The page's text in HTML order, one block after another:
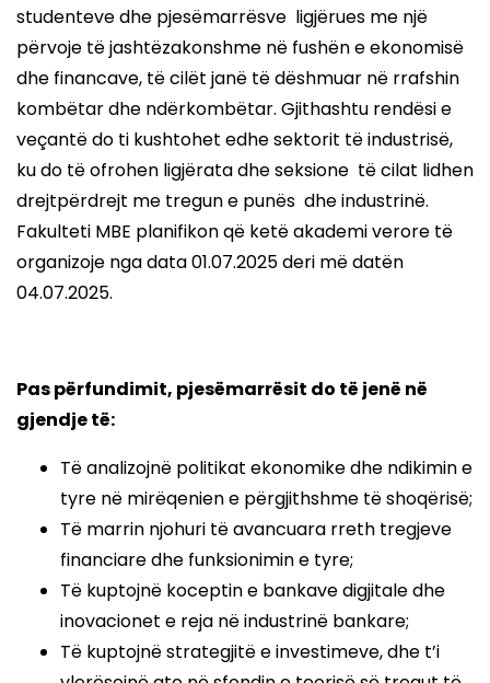
studenteve dhe pjesëmarrësve ligjërues me një
përvoje të jashtëzakonshme në fushën e ekonomisë
dhe financave, të cilët janë të dëshmuar në rrafshin
kombëtar dhe ndërkombëtar. Gjithashtu rendësi e
veçantë do ti kushtohet edhe sektorit të industrisë,
ku do të ofrohen ligjërata dhe seksione të cilat lidhen
drejtpërdrejt me tregun e punës dhe industrinë.
Fakulteti MBE planifikon që ketë akademi verore të
organizoje nga data 01.07.2025 deri më datën
04.07.2025.
Pas përfundimit, pjesëmarrësit do të jenë në
gjendje të:
Të analizojnë politikat ekonomike dhe ndikimin e
tyre në mirëqenien e përgjithshme të shoqërisë;
Të marrin njohuri të avancuara rreth tregjeve
financiare dhe funksionimin e tyre;
Të kuptojnë koceptin e bankave digjitale dhe
inovacionet e reja në industrinë bankare;
Të kuptojnë strategjitë e investimeve, dhe t’i